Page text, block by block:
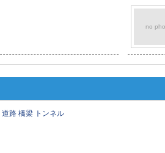
no
道路 橋梁 トンネル